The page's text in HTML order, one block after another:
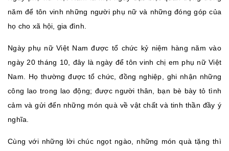
năm để tôn vinh những người phụ nữ và những đóng góp của
họ cho xã hội, gia đình.
Ngày phụ nữ Việt Nam được tổ chức kỷ niệm hàng năm vào
ngày 20 tháng 10, đây là ngày để tôn vinh chị em phụ nữ Việt
Nam. Họ thường được tổ chức, đồng nghiệp, ghi nhận những
công lao trong lao động; được người thân, bạn bè bày tỏ tình
cảm và gửi đến những món quà về vật chất và tinh thần đầy ý
nghĩa.
Cùng với những lời chúc ngọt ngào, những món quà tặng thì